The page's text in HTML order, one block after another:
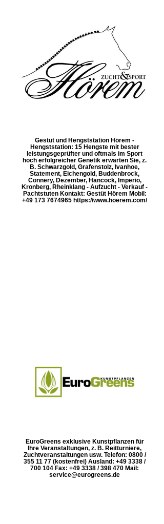
Gestüt und Hengststation Hörem -
Hengststation: 15 Hengste mit bester
leistungsgeprüfter und oftmals im Sport
hoch erfolgreicher Genetik erwarten Sie, z.
B. Schwarzgold, Grafenstolz, Ivanhoe,
Statement, Eichengold, Buddenbrock,
Connery, Dezember, Hancock, Imperio,
Kronberg, Rheinklang - Aufzucht - Verkauf -
Pachtstuten Kontakt: Gestüt Hörem Mobil:
+49 173 7674965 https://www.hoerem.com/
EuroGreens exklusive Kunstpflanzen für
Ihre Veranstaltungen, z. B. Reitturniere,
Zuchtveranstaltungen usw. Telefon: 0800 /
355 11 77 (kostenfrei) Ausland: +49 3338 /
700 104 Fax: +49 3338 / 398 470 Mail:
service@eurogreens.de